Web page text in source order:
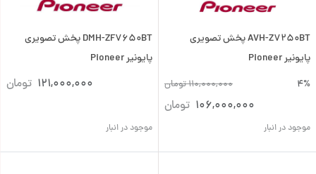
AVH-Z7250BT پخش تصویری
پایونیر Pioneer
4%
110,000,000تومان
106,000,000 تومان
موجود در انبار
DMH-ZF7650BT پخش تصویری
پایونیر Pioneer
121,000,000 تومان
موجود در انبار